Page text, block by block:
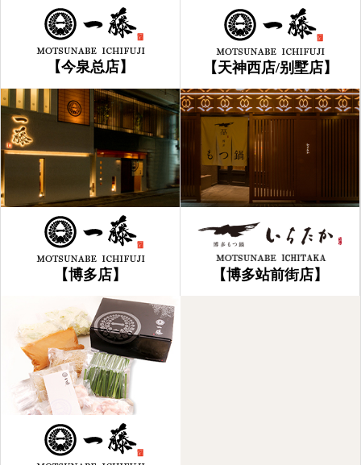
【今泉总店】 【天神西店/别墅店】
【博多店】 【博多站前街店】